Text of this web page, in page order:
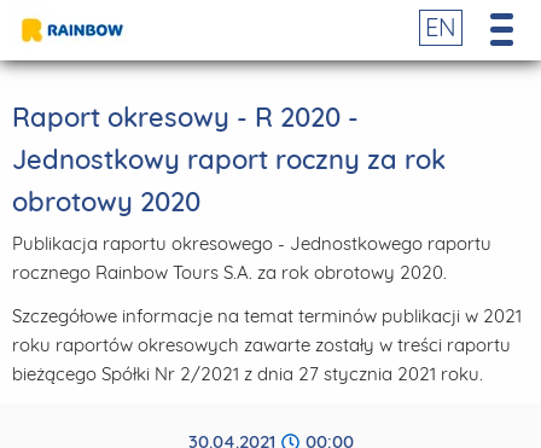
EN
Raport okresowy - R 2020 -
Jednostkowy raport roczny za rok
obrotowy 2020
Publikacja raportu okresowego - Jednostkowego raportu
rocznego Rainbow Tours S.A. za rok obrotowy 2020.
Szczegółowe informacje na temat terminów publikacji w 2021
roku raportów okresowych zawarte zostały w treści raportu
bieżącego Spółki Nr 2/2021 z dnia 27 stycznia 2021 roku.
30.04.2021
00:00